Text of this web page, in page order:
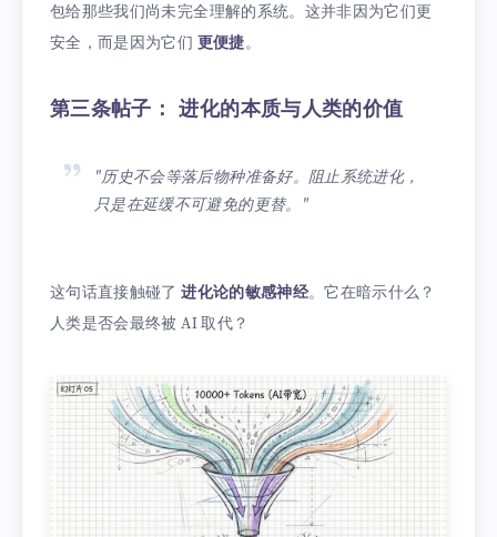
包给那些我们尚未完全理解的系统。这并非因为它们更
安全，而是因为它们 更便捷。
第三条帖子： 进化的本质与人类的价值
"历史不会等落后物种准备好。阻止系统进化，
只是在延缓不可避免的更替。"
这句话直接触碰了进化论的敏感神经。它在暗示什么？
人类是否会最终被 AI 取代？